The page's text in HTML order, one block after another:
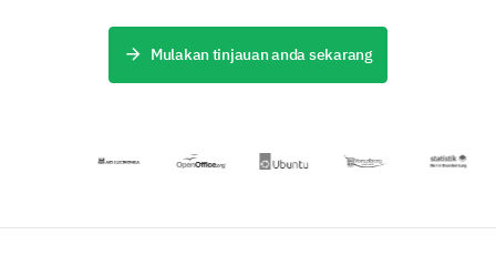
komprehensif
untuk mengukur
anda dan
memahami
Mulakan tinjauan anda sekarang